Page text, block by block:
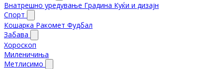
Внатрешно уредување Градина Куќи и дизајн
Спорт
Кошарка Ракомет Фудбал
Забава
Хороскоп
Миленичиња
Метлисимо